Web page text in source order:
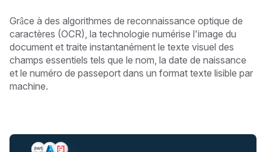
Grâce à des algorithmes de reconnaissance optique de
caractères (OCR), la technologie numérise l'image du
document et traite instantanément le texte visuel des
champs essentiels tels que le nom, la date de naissance
et le numéro de passeport dans un format texte lisible par
machine.